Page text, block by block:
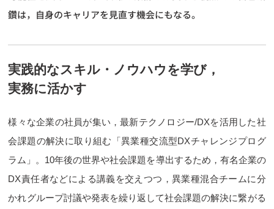
鑽は，自身のキャリアを見直す機会にもなる。
実践的なスキル・ノウハウを学び，
実務に活かす
様々な企業の社員が集い，最新テクノロジー/DXを活用した社
会課題の解決に取り組む「異業種交流型DXチャレンジプログ
ラム」。10年後の世界や社会課題を導出するため，有名企業の
DX責任者などによる講義を交えつつ，異業種混合チームに分
かれグループ討議や発表を繰り返して社会課題の解決に繋がる